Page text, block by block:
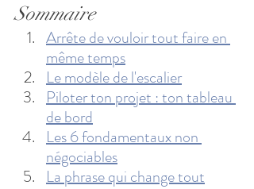
Sommaire
Arrête de vouloir tout faire en
même temps
Le modèle de l'escalier
Piloter ton projet : ton tableau
de bord
Les 6 fondamentaux non
négociables
La phrase qui change tout